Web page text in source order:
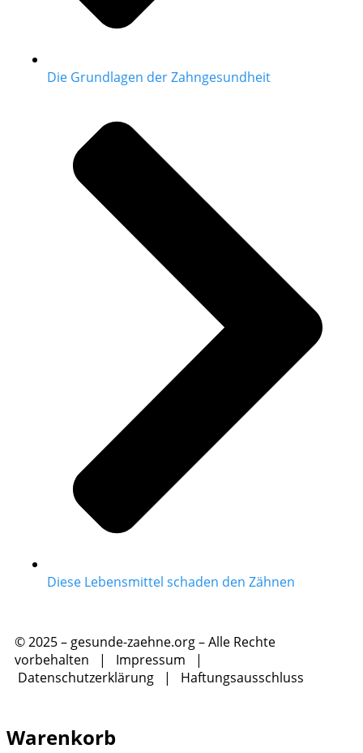
Die Grundlagen der Zahngesundheit
Diese Lebensmittel schaden den Zähnen
© 2025 – gesunde-zaehne.org – Alle Rechte
vorbehalten | Impressum |
Datenschutzerklärung | Haftungsausschluss
Warenkorb